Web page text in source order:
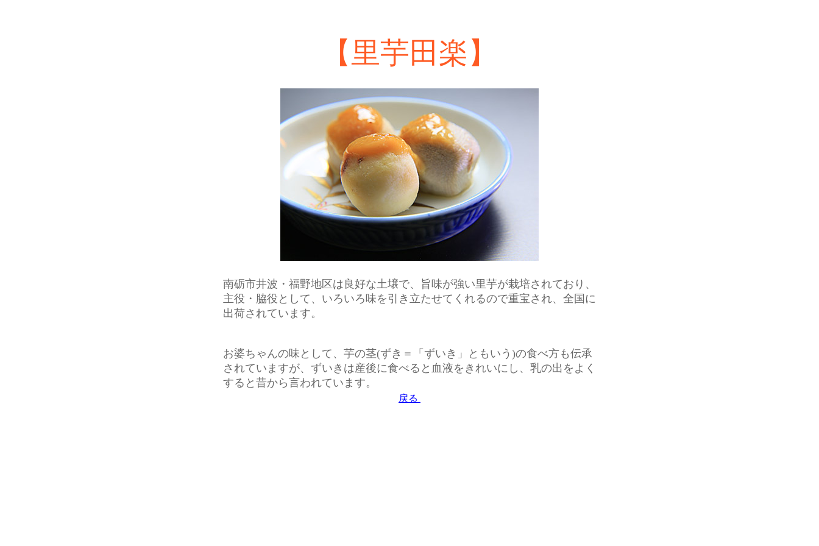
【里芋田楽】
南砺市井波・福野地区は良好な土壌で、旨味が強い里芋が栽培されており、
主役・脇役として、いろいろ味を引き立たせてくれるので重宝され、全国に
出荷されています。
お婆ちゃんの味として、芋の茎(ずき＝「ずいき」ともいう)の食べ方も伝承
されていますが、ずいきは産後に食べると血液をきれいにし、乳の出をよく
すると昔から言われています。
戻る